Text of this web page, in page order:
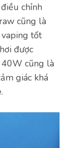
chỉnh
cũng là
tốt
được
40W cũng là
giác khá